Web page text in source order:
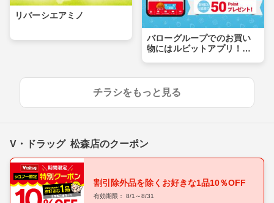
リバーシエアミノ
バローグループでのお買い
物にはルビットアプリ！ダ
チラシをもっと見る
V・ドラッグ 松森店のクーポン
割引除外品を除くお好きな1品10％OFF
有効期限： 8/1～8/31